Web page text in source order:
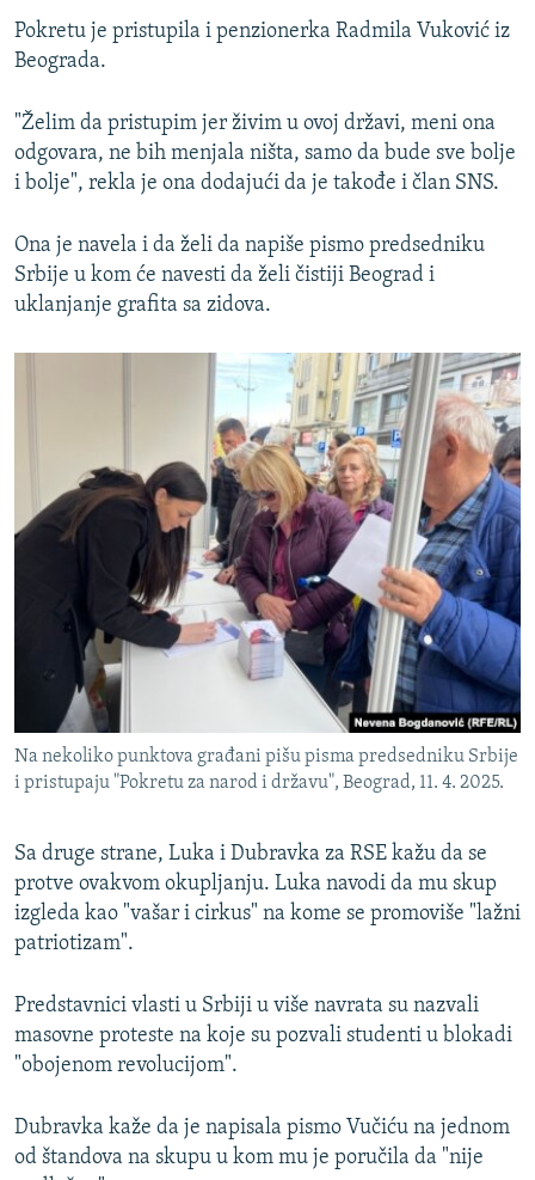
Pokretu je pristupila i penzionerka Radmila Vuković iz
Beograda.
"Želim da pristupim jer živim u ovoj državi, meni ona
odgovara, ne bih menjala ništa, samo da bude sve bolje
i bolje", rekla je ona dodajući da je takođe i član SNS.
Ona je navela i da želi da napiše pismo predsedniku
Srbije u kom će navesti da želi čistiji Beograd i
uklanjanje grafita sa zidova.
Na nekoliko punktova građani pišu pisma predsedniku Srbije
i pristupaju "Pokretu za narod i državu", Beograd, 11. 4. 2025.
Sa druge strane, Luka i Dubravka za RSE kažu da se
protve ovakvom okupljanju. Luka navodi da mu skup
izgleda kao "vašar i cirkus" na kome se promoviše "lažni
patriotizam".
Predstavnici vlasti u Srbiji u više navrata su nazvali
masovne proteste na koje su pozvali studenti u blokadi
"obojenom revolucijom".
Dubravka kaže da je napisala pismo Vučiću na jednom
od štandova na skupu u kom mu je poručila da "nije